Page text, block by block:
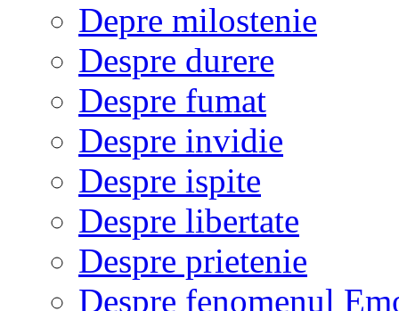
Depre milostenie
Despre durere
Despre fumat
Despre invidie
Despre ispite
Despre libertate
Despre prietenie
Despre fenomenul